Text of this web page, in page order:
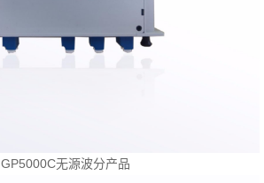
GP5000C无源波分产品